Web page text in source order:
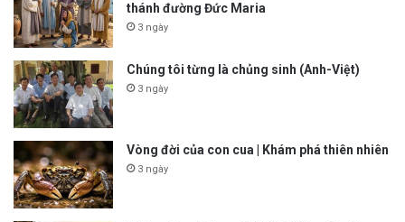
thánh đường Đức Maria
3 ngày
Chúng tôi từng là chủng sinh (Anh-Việt)
3 ngày
Vòng đời của con cua | Khám phá thiên nhiên
3 ngày